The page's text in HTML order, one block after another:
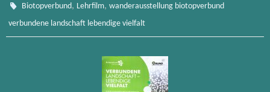
Biotopverbund, Lehrfilm,wanderausstellung biotopverbund
verbundene landschaft lebendige vielfalt